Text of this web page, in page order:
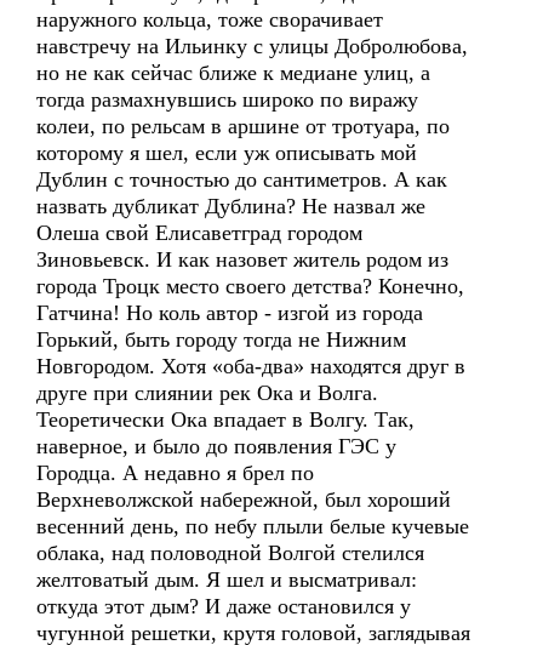
наружного кольца, тоже сворачивает
навстречу на Ильинку с улицы Добролюбова,
но не как сейчас ближе к медиане улиц, а
тогда размахнувшись широко по виражу
колеи, по рельсам в аршине от тротуара, по
которому я шел, если уж описывать мой
Дублин с точностью до сантиметров. А как
назвать дубликат Дублина? Не назвал же
Олеша свой Елисаветград городом
Зиновьевск. И как назовет житель родом из
города Троцк место своего детства? Конечно,
Гатчина! Но коль автор - изгой из города
Горький, быть городу тогда не Нижним
Новгородом. Хотя «оба-два» находятся друг в
друге при слиянии рек Ока и Волга.
Теоретически Ока впадает в Волгу. Так,
наверное, и было до появления ГЭС у
Городца. А недавно я брел по
Верхневолжской набережной, был хороший
весенний день, по небу плыли белые кучевые
облака, над половодной Волгой стелился
желтоватый дым. Я шел и высматривал:
откуда этот дым? И даже остановился у
чугунной решетки, крутя головой, заглядывая